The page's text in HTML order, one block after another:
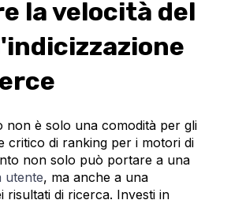
la velocità del
non è solo una comodità per gli
critico di ranking per i motori di
non solo può portare a una
utente, ma anche a una
risultati di ricerca. Investi in